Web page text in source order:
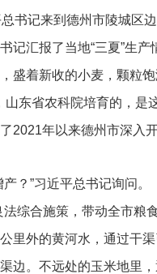
总书记来到德州市陵城区
记汇报了当地“三夏”生
盛着新收的小麦，颗粒
山东省农科院培育的，是
2021年以来德州市深入
？”习近平总书记询问。
法综合施策，带动全市粮
里外的黄河水，通过干
边。不远处的玉米地里